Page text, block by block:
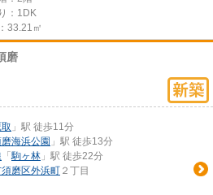
：1DK
33.21㎡
磨
」駅 徒歩11分
海浜公園 」駅 徒歩13分
「駒ヶ林 」駅 徒歩22分
磨区外浜町 ２丁目